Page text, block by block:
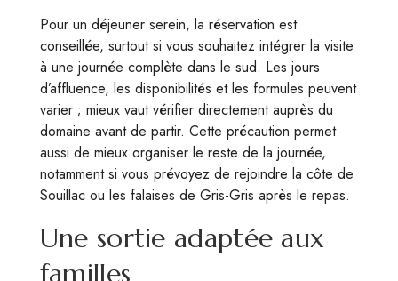
Pour un déjeuner serein, la réservation est
conseillée, surtout si vous souhaitez intégrer la visite
à une journée complète dans le sud. Les jours
d’affluence, les disponibilités et les formules peuvent
varier ; mieux vaut vérifier directement auprès du
domaine avant de partir. Cette précaution permet
aussi de mieux organiser le reste de la journée,
notamment si vous prévoyez de rejoindre la côte de
Souillac ou les falaises de Gris-Gris après le repas.
Une sortie adaptée aux
familles